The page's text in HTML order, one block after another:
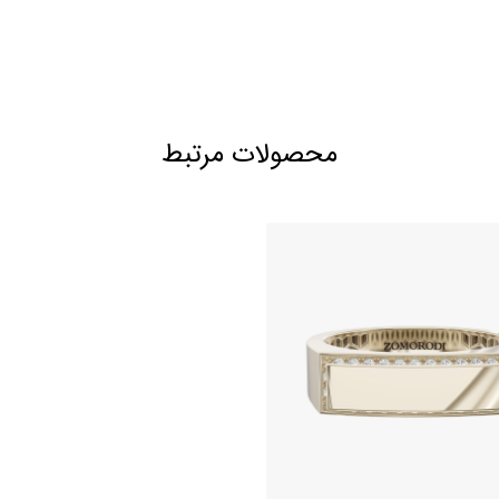
محصولات مرتبط
ازدواج مردانه برلیان طرح